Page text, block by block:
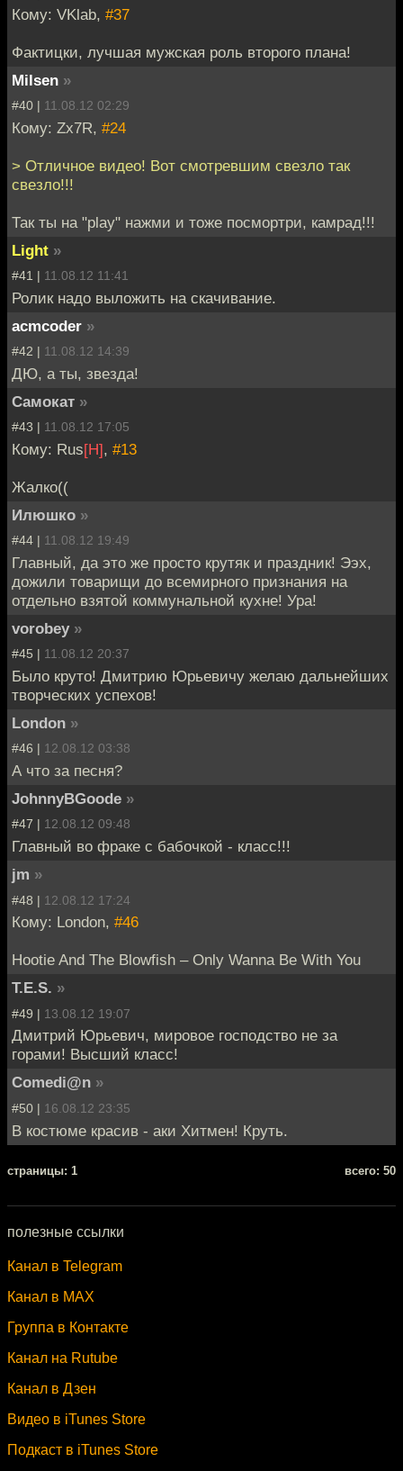
Кому: VKlab, #37
Фактицки, лучшая мужская роль второго плана!
Milsen »
#40 | 11.08.12 02:29
Кому: Zx7R, #24
> Отличное видео! Вот смотревшим свезло так
свезло!!!
Так ты на "play" нажми и тоже посмортри, камрад!!!
Light »
#41 | 11.08.12 11:41
Ролик надо выложить на скачивание.
acmcoder »
#42 | 11.08.12 14:39
ДЮ, а ты, звезда!
Самокат »
#43 | 11.08.12 17:05
Кому: Rus[H], #13
Жалко((
Илюшко »
#44 | 11.08.12 19:49
Главный, да это же просто крутяк и праздник! Ээх,
дожили товарищи до всемирного признания на
отдельно взятой коммунальной кухне! Ура!
vorobey »
#45 | 11.08.12 20:37
Было круто! Дмитрию Юрьевичу желаю дальнейших
творческих успехов!
London »
#46 | 12.08.12 03:38
А что за песня?
JohnnyBGoode »
#47 | 12.08.12 09:48
Главный во фраке с бабочкой - класс!!!
jm »
#48 | 12.08.12 17:24
Кому: London, #46
Hootie And The Blowfish – Only Wanna Be With You
T.E.S. »
#49 | 13.08.12 19:07
Дмитрий Юрьевич, мировое господство не за
горами! Высший класс!
Comedi@n »
#50 | 16.08.12 23:35
В костюме красив - аки Хитмен! Круть.
cтраницы: 1 всего: 50
полезные ссылки
Канал в Telegram
Канал в MAX
Группа в Контакте
Канал на Rutube
Канал в Дзен
Видео в iTunes Store
Подкаст в iTunes Store